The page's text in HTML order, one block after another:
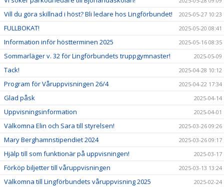
Vill du göra skillnad i höst? Bli ledare hos Lingförbundet! 2025-05-27 10:23
FULLBOKAT! 2025-05-20 08:41
Information inför höstterminen 2025 2025-05-16 08:35
Sommarläger v. 32 för Lingförbundets truppgymnaster! 2025-05-09
Tack! 2025-04-28 10:12
Program för Våruppvisningen 26/4 2025-04-22 17:34
Glad påsk 2025-04-14
Uppvisningsinformation 2025-04-01
Välkomna Elin och Sara till styrelsen! 2025-03-26 09:26
Mary Berghamnstipendiet 2024 2025-03-26 09:17
Hjälp till som funktionär på uppvisningen! 2025-03-17
Förköp biljetter till våruppvisningen 2025-03-13 13:24
Välkomna till Lingförbundets våruppvisning 2025 2025-02-24